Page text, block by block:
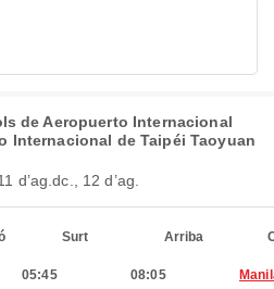
de Aeropuerto Internacional
Internacional de Taipéi Taoyuan
d’ag.dc., 12 d’ag.
Surt Arriba
05:45 08:05